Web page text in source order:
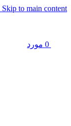
Skip to main content
0 مورد